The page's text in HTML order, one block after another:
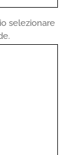
selezionare